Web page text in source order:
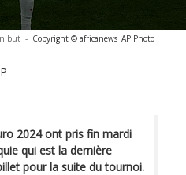
but - Copyright © africanews AP Photo
2024 ont pris fin mardi
qui est la dernière
pour la suite du tournoi.